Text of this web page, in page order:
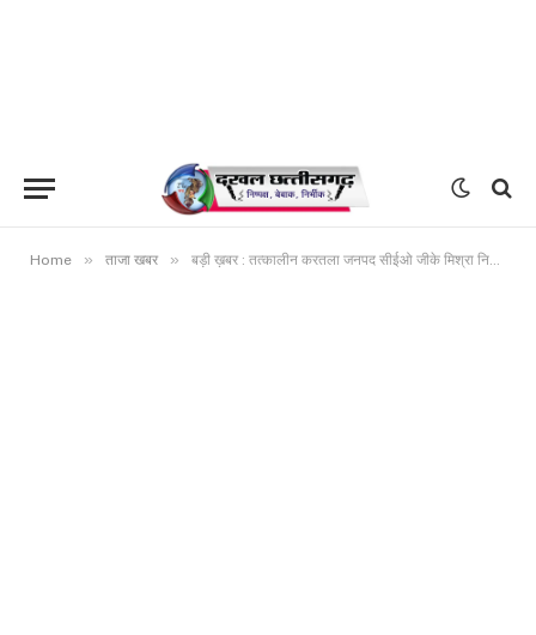
Home » ताजा खबर » बड़ी ख़बर : तत्कालीन करतला जनपद सीईओ जीके मिश्रा निलंबित